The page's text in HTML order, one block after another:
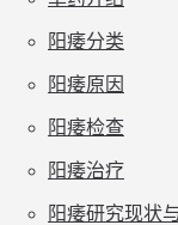
阳痿分类
阳痿原因
阳痿检查
阳痿治疗
阳痿研究现状